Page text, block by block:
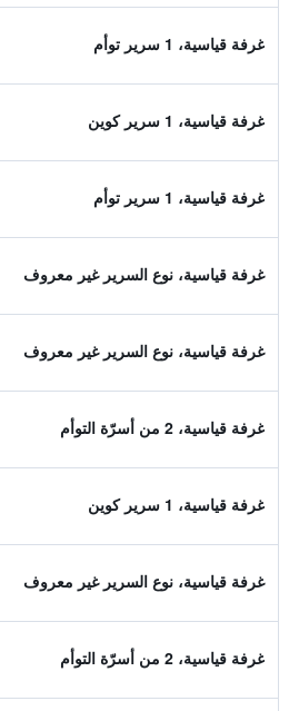
غرفة قياسية، 1 سرير توأم
غرفة قياسية، 1 سرير كوين
غرفة قياسية، 1 سرير توأم
غرفة قياسية، نوع السرير غير معروف
غرفة قياسية، نوع السرير غير معروف
غرفة قياسية، 2 من أسرّة التوأم
غرفة قياسية، 1 سرير كوين
غرفة قياسية، نوع السرير غير معروف
غرفة قياسية، 2 من أسرّة التوأم